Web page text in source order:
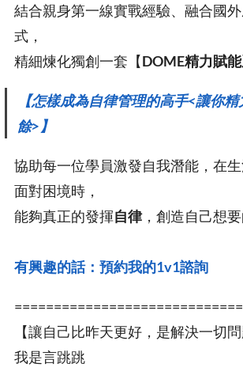
結合親身第一線實戰經驗、融合國
式，
精細煉化獨創一套【DOME精力賦能
【怎樣成為自律管理的高手<讓你
餘>】
協助每一位學員激發自我潛能，在
面對困境時，
能夠真正的發揮自律，創造自己想要
有興趣的話：預約我的1v1諮詢
【讓自己比昨天更好，是解決一切問
我是言跳跳